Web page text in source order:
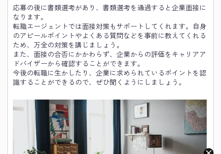
応募の後に書類選考があり、書類選考を通過すると企業面接に
なります。
転職エージェントでは面接対策もサポートしてくれます。自身
のアピールポイントやよくある質問などを事前に教えてくれる
ため、万全の対策を講じましょう。
また、面接の合否にかかわらず、企業からの評価をキャリアア
ドバイザーから確認することができます。
今後の転職に生かしたり、企業に求められているポイントを認
識することができるので、ぜひ聞くようにしましょう。